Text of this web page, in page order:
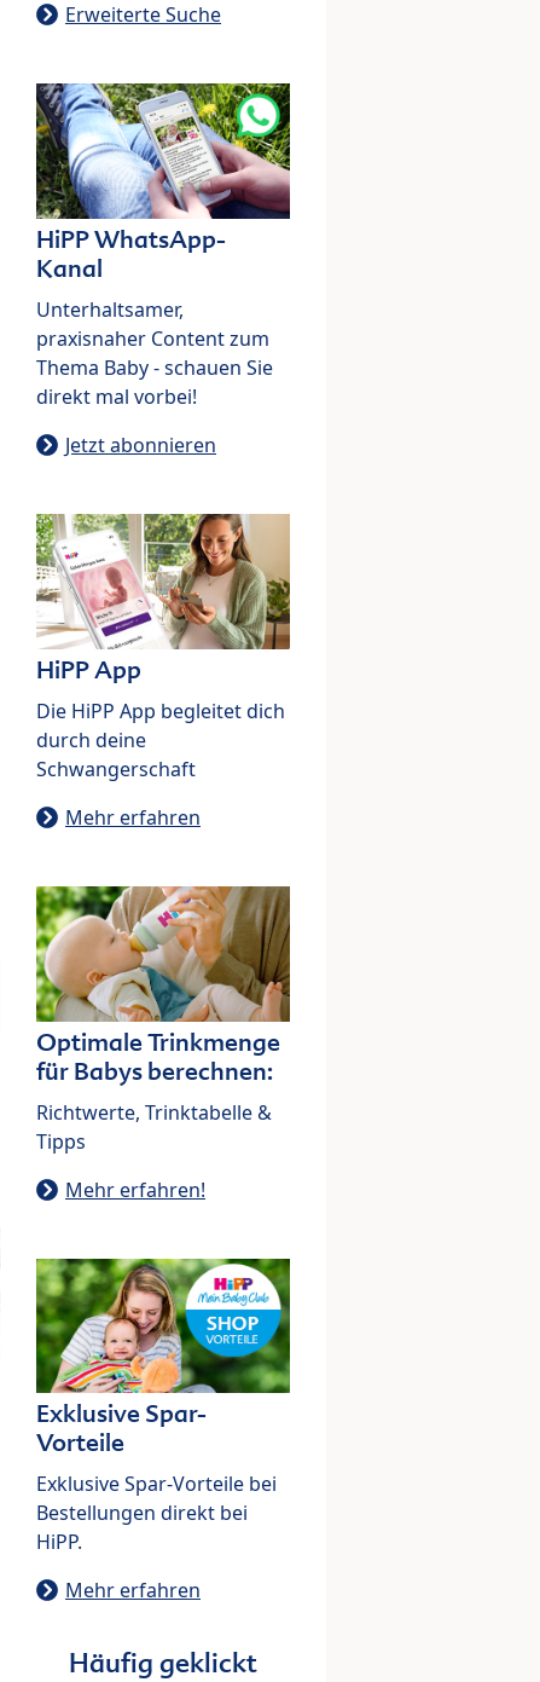
Erweiterte Suche
HiPP WhatsApp-
Kanal
Unterhaltsamer,
praxisnaher Content zum
Thema Baby - schauen Sie
direkt mal vorbei!
Jetzt abonnieren
HiPP App
Die HiPP App begleitet dich
durch deine
Schwangerschaft
Mehr erfahren
Optimale Trinkmenge
für Babys berechnen:
Richtwerte, Trinktabelle &
Tipps
Mehr erfahren!
Exklusive Spar-
Vorteile
Exklusive Spar-Vorteile bei
Bestellungen direkt bei
HiPP.
Mehr erfahren
Häufig geklickt